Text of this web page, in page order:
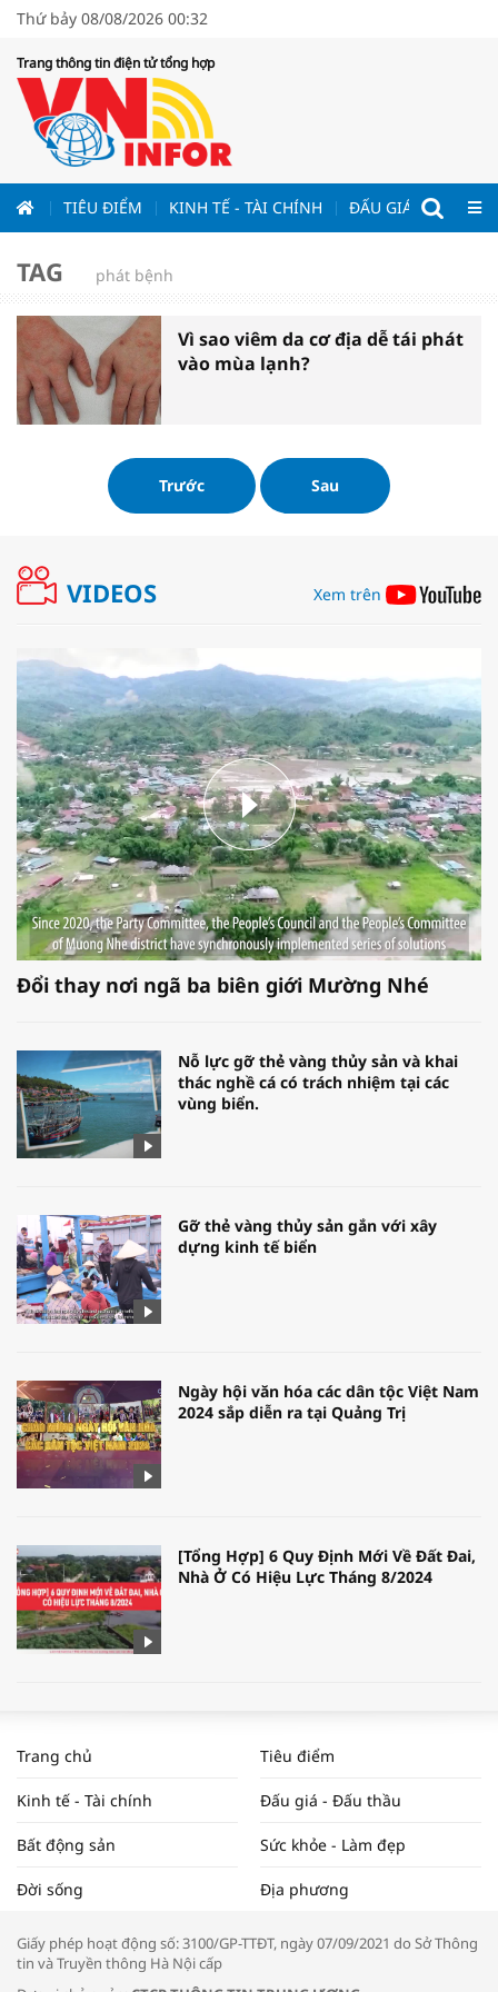
Thứ bảy 08/08/2026 00:32
Trang thông tin điện tử tổng hợp
TIÊU ĐIỂM KINH TẾ - TÀI CHÍNH ĐẤU GIÁ - ĐẤU
TAG phát bệnh
Vì sao viêm da cơ địa dễ tái phát
vào mùa lạnh?
Trước Sau
VIDEOS Xem trên
Đổi thay nơi ngã ba biên giới Mường Nhé
Nỗ lực gỡ thẻ vàng thủy sản và khai
thác nghề cá có trách nhiệm tại các
vùng biển.
Gỡ thẻ vàng thủy sản gắn với xây
dựng kinh tế biển
Ngày hội văn hóa các dân tộc Việt Nam
2024 sắp diễn ra tại Quảng Trị
[Tổng Hợp] 6 Quy Định Mới Về Đất Đai,
Nhà Ở Có Hiệu Lực Tháng 8/2024
ĐẬP THỊ TRƯỜNG #62
Tọa đàm “Xúc tiến thương mại: Khơi
thông đầu ra cho sản phẩm OCOP”
Trang chủ Tiêu điểm
Kinh tế - Tài chính Đấu giá - Đấu thầu
Bất động sản Sức khỏe - Làm đẹp
Đời sống Địa phương
Giấy phép hoạt động số: 3100/GP-TTĐT, ngày 07/09/2021 do Sở Thông
tin và Truyền thông Hà Nội cấp